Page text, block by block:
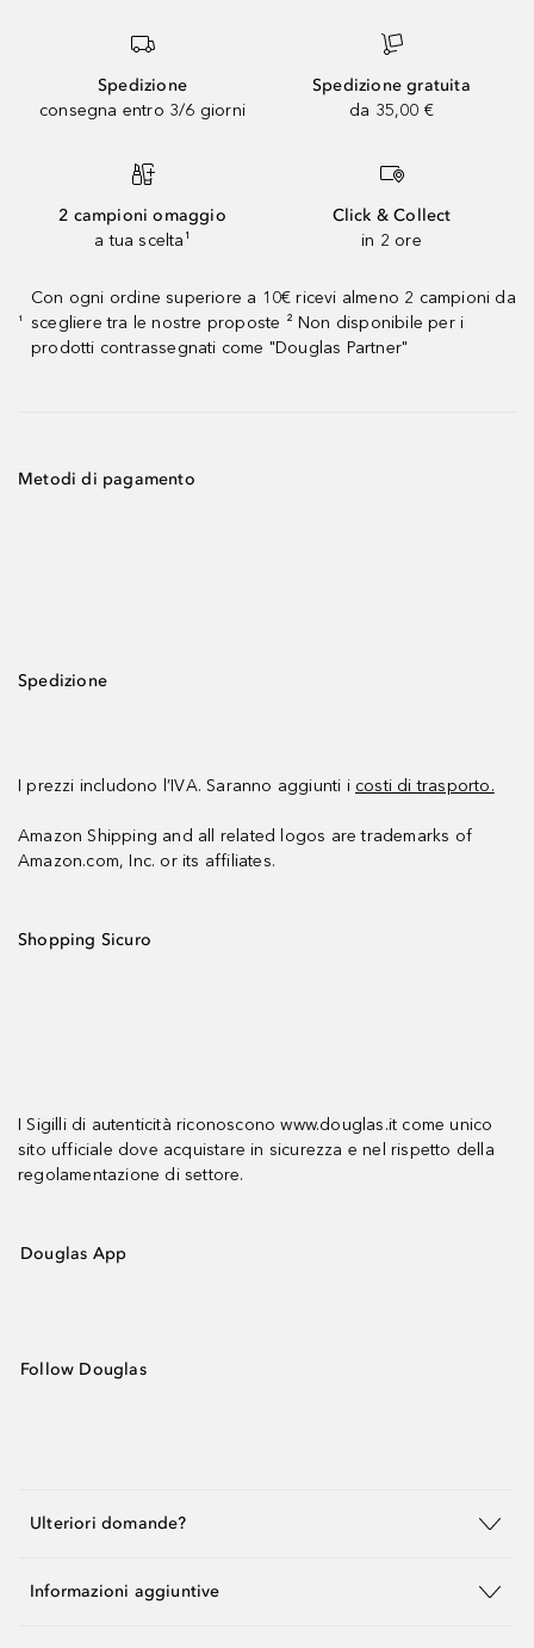
Spedizione
consegna entro 3/6 giorni
Spedizione gratuita
da 35,00 €
2 campioni omaggio
a tua scelta¹
Click & Collect
in 2 ore
¹
Con ogni ordine superiore a 10€ ricevi almeno 2 campioni da
scegliere tra le nostre proposte ² Non disponibile per i
prodotti contrassegnati come "Douglas Partner"
Metodi di pagamento
Spedizione
I prezzi includono l’IVA. Saranno aggiunti i costi di trasporto.
Amazon Shipping and all related logos are trademarks of
Amazon.com, Inc. or its affiliates.
Shopping Sicuro
I Sigilli di autenticità riconoscono www.douglas.it come unico
sito ufficiale dove acquistare in sicurezza e nel rispetto della
regolamentazione di settore.
Douglas App
Follow Douglas
Ulteriori domande?
Informazioni aggiuntive